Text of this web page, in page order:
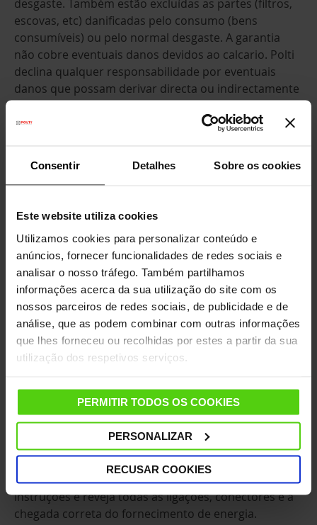
Consentir Detalhes Sobre os cookies
Este website utiliza cookies
Utilizamos cookies para personalizar conteúdo e
anúncios, fornecer funcionalidades de redes sociais e
analisar o nosso tráfego. Também partilhamos
informações acerca da sua utilização do site com os
nossos parceiros de redes sociais, de publicidade e de
análise, que as podem combinar com outras informações
que lhes forneceu ou recolhidas por estes a partir da sua
utilização dos respetivos serviços.
PERMITIR TODOS OS COOKIES
PERSONALIZAR
RECUSAR COOKIES
desgaste. Também estão excluídas as partes (filtros,
escovas, etc) danificadas pelo consumo (bens
consumíveis) ou pelo normal desgaste. A garantia
não cobre eventuais danos devidos ao calcario. Polti
declina qualquer responsabilidade por eventuais
danos que possam derivar directa ou indirectamente
a pessoas, coisas, animais devido ao não respeito das
prescrições indicadas no livro deinstruções, em
Os produtos devem trabalhar em concordância com
Devem ser usados unicamente para os propósitos
descritos e dentro dos limites da legislação para
Espanha e Portugal. Se o produto se leva ao
estrangeiro é provável que a garantia fique inválida,
dependendo do país de destino. De todas as
maneiras, tentaremos dar a nossa melhor ajuda ao
cliente, seja qual seja o seu novo lugar de residência.
A garantia invalidar-se-á se do produto resulta dano
por qualquer centro de assistência técnica anexo à
reparação ou se revende.Polti rejeitará a reparação
de qualquer dano provocado no caso anterior.A
garantia é um bem adicional que não diminui ou
modifica os seus direitos legais como consumidor.
Em caso de avaria, por favor consulte o manual de
instruções e reveja todas as ligações, conectores e a
chegada correta do fornecimento de energia.